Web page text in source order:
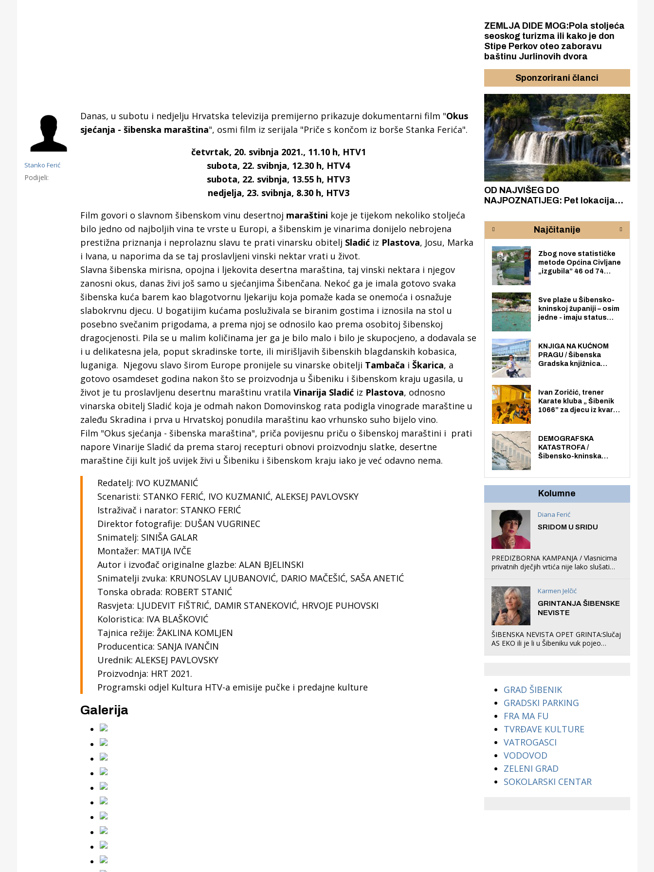
Stanko Ferić
Podijeli:
Danas, u subotu i nedjelju Hrvatska televizija premijerno prikazuje dokumentarni film "Okus
sjećanja - šibenska maraština", osmi film iz serijala "Priče s končom iz borše Stanka Ferića".
četvrtak, 20. svibnja 2021., 11.10 h, HTV1
subota, 22. svibnja, 12.30 h, HTV4
subota, 22. svibnja, 13.55 h, HTV3
nedjelja, 23. svibnja, 8.30 h, HTV3
Film govori o slavnom šibenskom vinu desertnoj maraštini koje je tijekom nekoliko stoljeća
bilo jedno od najboljih vina te vrste u Europi, a šibenskim je vinarima donijelo nebrojena
prestižna priznanja i neprolaznu slavu te prati vinarsku obitelj Sladićiz Plastova, Josu, Marka
i Ivana, u naporima da se taj proslavljeni vinski nektar vrati u život.
Slavna šibenska mirisna, opojna i ljekovita desertna maraština, taj vinski nektara i njegov
zanosni okus, danas živi još samo u sjećanjima Šibenčana. Nekoć ga je imala gotovo svaka
šibenska kuća barem kao blagotvornu ljekariju koja pomaže kada se onemoća i osnažuje
slabokrvnu djecu. U bogatijim kućama posluživala se biranim gostima i iznosila na stol u
posebno svečanim prigodama, a prema njoj se odnosilo kao prema osobitoj šibenskoj
dragocjenosti. Pila se u malim količinama jer ga je bilo malo i bilo je skupocjeno, a dodavala se
i u delikatesna jela, poput skradinske torte, ili mirišljavih šibenskih blagdanskih kobasica,
luganiga. Njegovu slavo širom Europe pronijele su vinarske obitelji Tambača i Škarica, a
gotovo osamdeset godina nakon što se proizvodnja u Šibeniku i šibenskom kraju ugasila, u
život je tu proslavljenu desertnu maraštinu vratila Vinarija Sladićiz Plastova, odnosno
vinarska obitelj Sladić koja je odmah nakon Domovinskog rata podigla vinograde maraštine u
zaleđu Skradina i prva u Hrvatskoj ponudila maraštinu kao vrhunsko suho bijelo vino.
Film "Okus sjećanja - šibenska maraština", priča povijesnu priču o šibenskoj maraštini i prati
napore Vinarije Sladić da prema staroj recepturi obnovi proizvodnju slatke, desertne
maraštine čiji kult još uvijek živi u Šibeniku i šibenskom kraju iako je već odavno nema.
Redatelj: IVO KUZMANIĆ
Scenaristi: STANKO FERIĆ, IVO KUZMANIĆ, ALEKSEJ PAVLOVSKY
Istraživač i narator: STANKO FERIĆ
Direktor fotografije: DUŠAN VUGRINEC
Snimatelj: SINIŠA GALAR
Montažer: MATIJA IVČE
Autor i izvođač originalne glazbe: ALAN BJELINSKI
Snimatelji zvuka: KRUNOSLAV LJUBANOVIĆ, DARIO MAČEŠIĆ, SAŠA ANETIĆ
Tonska obrada: ROBERT STANIĆ
Rasvjeta: LJUDEVIT FIŠTRIĆ, DAMIR STANEKOVIĆ, HRVOJE PUHOVSKI
Koloristica: IVA BLAŠKOVIĆ
Tajnica režije: ŽAKLINA KOMLJEN
Producentica: SANJA IVANČIN
Urednik: ALEKSEJ PAVLOVSKY
Proizvodnja: HRT 2021.
Programski odjel Kultura HTV-a emisije pučke i predajne kulture
Galerija
ZEMLJA DIDE MOG:Pola stoljeća
seoskog turizma ili kako je don
Stipe Perkov oteo zaboravu
baštinu Jurlinovih dvora
Sponzorirani članci
Gornji tok Krke iz prve ruke -
Otkrijte hostel Titius u
edukativnom kampusu NP Krka u
Puljanima
Šibenik spreman za dolazak
12 punionica na kolodvoru
OD NAJVIŠEG DO
NAJPOZNATIJEG: Pet lokacija
rijeke Krke
Najčitanije
Zbog nove statističke
metode Općina Civljane
„izgubila” 46 od 74
nego radno sposobnih
osoba među svojih 170
stanovnika.
Sve plaže u Šibensko-
kninskoj županiji – osim
jedne - imaju status
općoj upotrebi. Pristup
je slobodan i besplatan
za sve građane i
KNJIGA NA KUĆNOM
PRAGU / Šibenska
Gradska knjižnica
knjiga na kućnu adresu
električnim biciklom.
Ivan Zoričić, trener
Karate kluba „ Šibenik
1066” za djecu iz kvarta
ljuljačke i trampolin i
organizirao dječje
ljetno kino.
DEMOGRAFSKA
KATASTROFA /
Šibensko-kninska
1758, Skradin 625,
Kolumne
Diana Ferić
SRIDOM U SRIDU
PREDIZBORNA KAMPANJA / Vlasnicima
privatnih dječjih vrtića nije lako slušati
što oni rade u Šibeniku ne postoji
Karmen Jelčić
GRINTANJA ŠIBENSKE
NEVISTE
ŠIBENSKA NEVISTA OPET GRINTA:Slučaj
AS EKO ili je li u Šibeniku vuk pojeo
GRAD ŠIBENIK
GRADSKI PARKING
FRA MA FU
TVRĐAVE KULTURE
VATROGASCI
VODOVOD
ZELENI GRAD
SOKOLARSKI CENTAR